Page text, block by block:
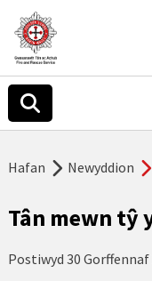
Hafan Newyddion
Tân mewn tŷ
Postiwyd 30 Gorffennaf